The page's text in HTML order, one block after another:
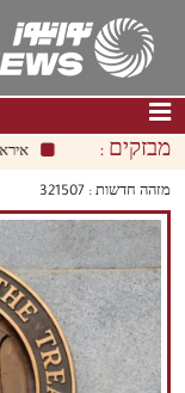
דף הבית|
חדשות
תרבות וחברה
כלכלה
פוליטיקה
מולטימדיה
מבזקים : איראן
מזהה חדשות : 321507